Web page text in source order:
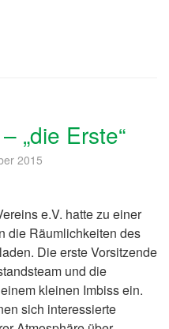
„die Erste“
2015
e.V. hatte zu einer
die Räumlichkeiten des
Die erste Vorsitzende
und die
kleinen Imbiss ein.
sich interessierte